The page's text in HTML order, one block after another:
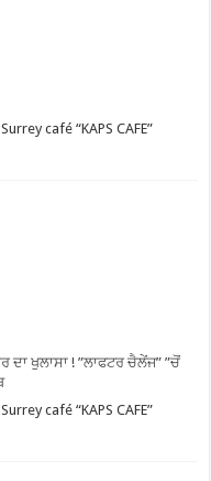
café “KAPS CAFE”
ਖੁਲਾਸਾ ! ”ਲਾਫਟਰ ਚੈਲੇਂਜ” ”ਚੋਂ
café “KAPS CAFE”